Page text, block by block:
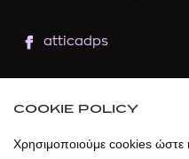
atticadps
atticadps
COOKIE POLICY
Χρησιμοποιούμε cookies ώστε